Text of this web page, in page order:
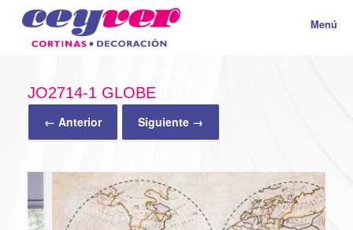
Menú
JO2714-1 GLOBE
← Anterior Siguiente →